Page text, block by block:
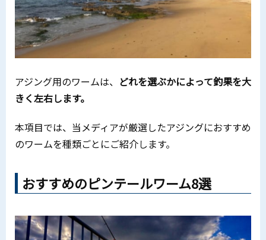
アジング用のワームは、 どれを選ぶかによって釣果を大
きく左右します。
本項目では、当メディアが厳選したアジングにおすすめ
のワームを種類ごとにご紹介します。
おすすめのピンテールワーム8選